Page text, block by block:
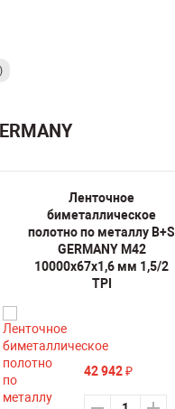
Ленточное
биметаллическое
полотно по металлу B+S
GERMANY M42
10000х67х1,6 мм 1,5/2
TPI
42 942 ₽